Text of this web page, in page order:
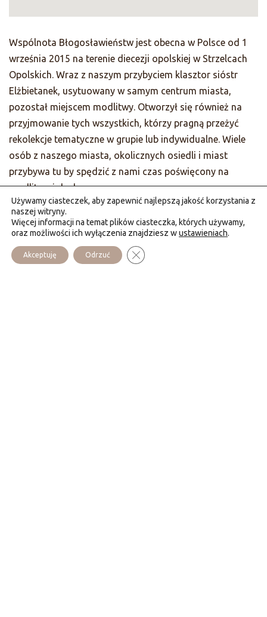
Wspólnota Błogosławieństw jest obecna w Polsce od 1
września 2015 na terenie diecezji opolskiej w Strzelcach
Opolskich. Wraz z naszym przybyciem klasztor sióstr
Elżbietanek, usytuowany w samym centrum miasta,
pozostał miejscem modlitwy. Otworzył się również na
przyjmowanie tych wszystkich, którzy pragną przeżyć
rekolekcje tematyczne w grupie lub indywidualne. Wiele
osób z naszego miasta, okolicznych osiedli i miast
przybywa tu by spędzić z nami czas poświęcony na
modlitwę i duchowe rozmowy.
Poza proponowanymi w naszym domu spotkaniami,
prowadzimy też rekolekcje i wieczory modlitwy dla
parafii, młodzieży i różnych ugrupowań na teranie naszej
diecezji i w różnych miejscach całej Polski.
Używamy ciasteczek, aby zapewnić najlepszą jakość korzystania z
naszej witryny.
Więcej informacji na temat plików ciasteczka, których używamy,
oraz możliwości ich wyłączenia znajdziesz wustawieniach.
Akceptuję Odrzuć Zamknij panel powiadomień o